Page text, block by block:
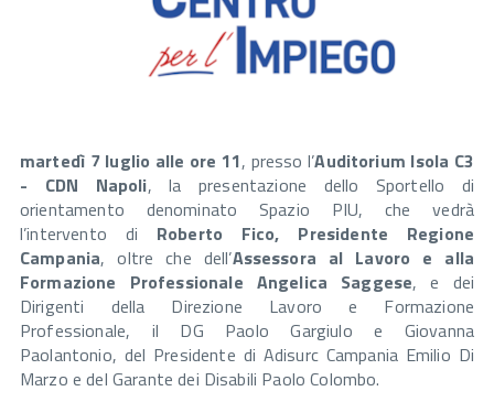
martedì 7 luglio alle ore 11, presso l’Auditorium Isola C3
- CDN Napoli, la presentazione dello Sportello di
orientamento denominato Spazio PIU, che vedrà
l’intervento di Roberto Fico, Presidente Regione
Campania, oltre che dell’Assessora al Lavoro e alla
Formazione Professionale Angelica Saggese, e dei
Dirigenti della Direzione Lavoro e Formazione
Professionale, il DG Paolo Gargiulo e Giovanna
Paolantonio, del Presidente di Adisurc Campania Emilio Di
Marzo e del Garante dei Disabili Paolo Colombo.